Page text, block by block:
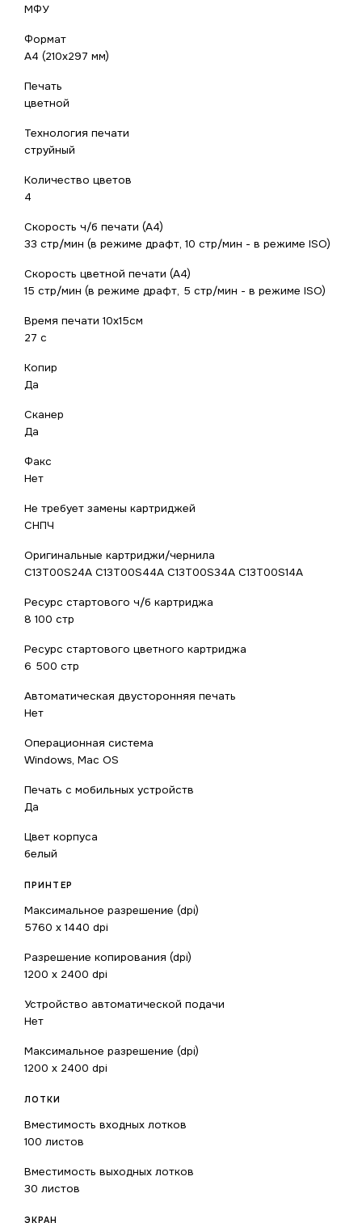
МФУ
Формат
A4 (210x297 мм)
Печать
цветной
Технология печати
струйный
Количество цветов
4
Скорость ч/б печати (А4)
33 стр/мин (в режиме драфт, 10 стр/мин - в режиме ISO)
Скорость цветной печати (А4)
15 стр/мин (в режиме драфт, 5 стр/мин - в режиме ISO)
Время печати 10x15см
27 с
Копир
Да
Сканер
Да
Факс
Нет
Не требует замены картриджей
СНПЧ
Оригинальные картриджи/чернила
C13T00S24A C13T00S44A C13T00S34A C13T00S14A
Ресурс стартового ч/б картриджа
8 100 стр
Ресурс стартового цветного картриджа
6 500 стр
Автоматическая двусторонняя печать
Нет
Операционная система
Windows, Mac OS
Печать с мобильных устройств
Да
Цвет корпуса
белый
ПРИНТЕР
Максимальное разрешение (dpi)
5760 x 1440 dpi
Разрешение копирования (dpi)
1200 x 2400 dpi
Устройство автоматической подачи
Нет
Максимальное разрешение (dpi)
1200 x 2400 dpi
ЛОТКИ
Вместимость входных лотков
100 листов
Вместимость выходных лотков
30 листов
ЭКРАН